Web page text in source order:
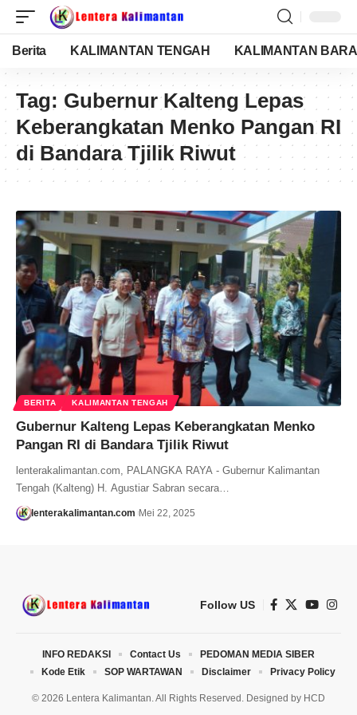
Berita KALIMANTAN TENGAH KALIMANTAN
Tag: Gubernur Kalteng Lepas
Keberangkatan Menko Pangan RI
di Bandara Tjilik Riwut
BERITA KALIMANTAN TENGAH
Gubernur Kalteng Lepas Keberangkatan Menko
Pangan RI di Bandara Tjilik Riwut
lenterakalimantan.com, PALANGKA RAYA - Gubernur Kalimantan
Tengah (Kalteng) H. Agustiar Sabran secara…
lenterakalimantan.com Mei 22, 2025
Follow US
© 2026 Lentera Kalimantan. All Rights Reserved. Designed by HCD
INFO REDAKSI Contact Us
PEDOMAN MEDIA SIBER
Kode Etik
SOP WARTAWAN Disclaimer Privacy Policy